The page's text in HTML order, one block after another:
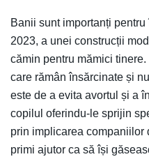
Banii sunt importanți
2023, a unei construcții
cămin pentru mămici
care rămân însărcinate și
este de a evita avortul și a
copilul oferindu-le sprijin
prin implicarea companiilor
primi ajutor ca să își